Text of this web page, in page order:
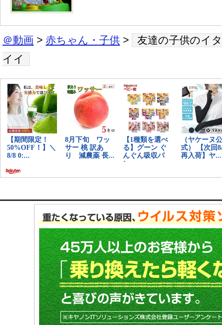
＠動画 > 赤ちゃん・子供 >
友達の子供のイ
イイ